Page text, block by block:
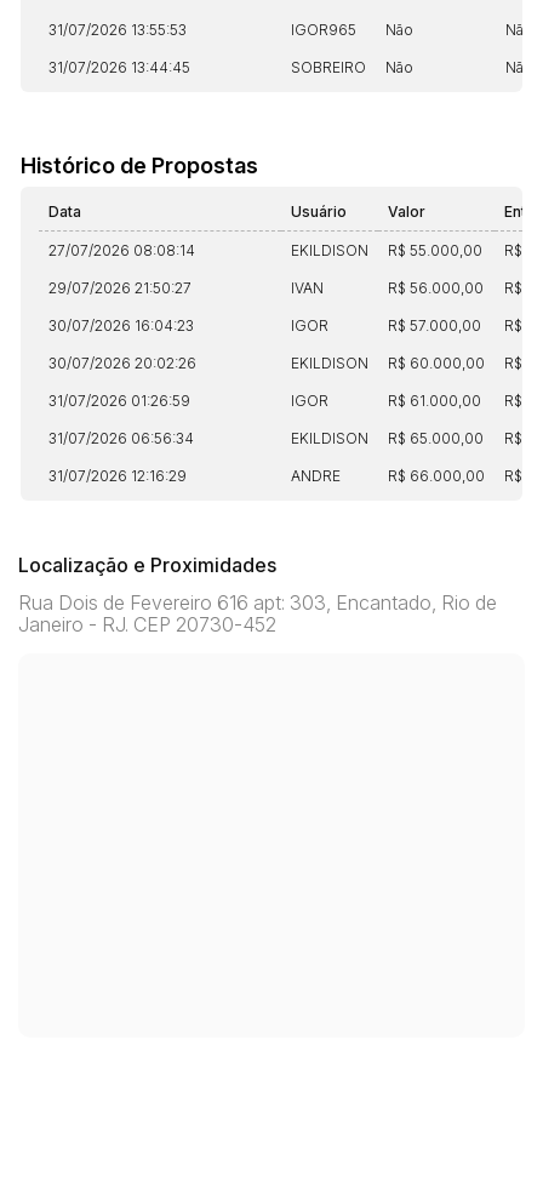
31/07/2026 13:55:53 IGOR965 Não Não
31/07/2026 13:44:45 SOBREIRO Não Não
Histórico de Propostas
Data Usuário Valor
27/07/2026 08:08:14 EKILDISON R$ 55.000,00 R$
29/07/2026 21:50:27 IVAN R$ 56.000,00 R$
30/07/2026 16:04:23 IGOR R$ 57.000,00 R$
30/07/2026 20:02:26 EKILDISON R$ 60.000,00 R$
31/07/2026 01:26:59 IGOR R$ 61.000,00 R$
31/07/2026 06:56:34 EKILDISON R$ 65.000,00 R$
31/07/2026 12:16:29 ANDRE R$ 66.000,00 R$
Localização e Proximidades
Rua Dois de Fevereiro 616 apt: 303, Encantado, Rio de
Janeiro - RJ. CEP 20730-452